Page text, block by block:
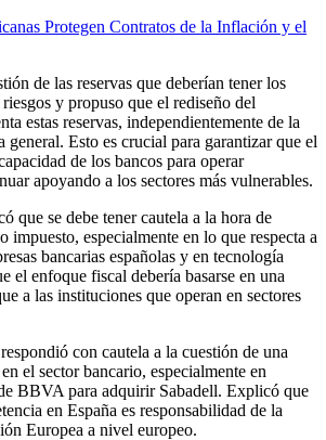
Protegen Contratos de la Inflación y el
de las reservas que deberían tener los
y propuso que el rediseño del
estas reservas, independientemente de la
general. Esto es crucial para garantizar que el
de los bancos para operar
apoyando a los sectores más vulnerables.
que se debe tener cautela a la hora de
impuesto, especialmente en lo que respecta a
bancarias españolas y en tecnología
el enfoque fiscal debería basarse en una
a las instituciones que operan en sectores
con cautela a la cuestión de una
el sector bancario, especialmente en
BBVA para adquirir Sabadell. Explicó que
en España es responsabilidad de la
Europea a nivel europeo.